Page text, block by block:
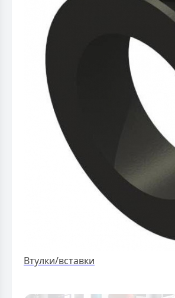
Втулки/вставки